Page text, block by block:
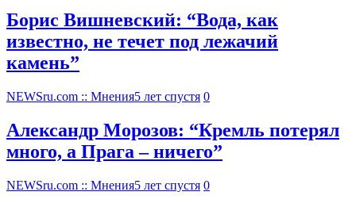
Борис Вишневский: “Вода, как
известно, не течет под лежачий
камень”
NEWSru.com :: Мнения5 лет спустя 0
Александр Морозов: “Кремль потерял
много, а Прага – ничего”
NEWSru.com :: Мнения5 лет спустя 0